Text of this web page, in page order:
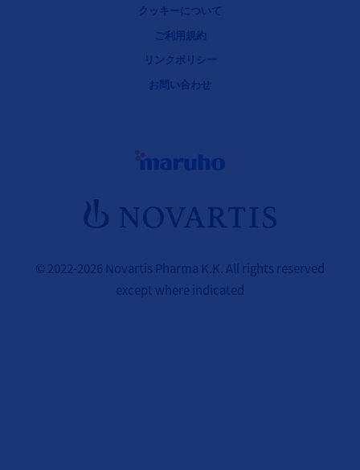
クッキーについて
ご利用規約
リンクポリシー
お問い合わせ
© 2022-2026 Novartis Pharma K.K. All rights reserved
except where indicated